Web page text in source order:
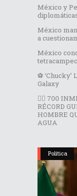
México y
México
a
México
⚽️
Galaxy
🏊‍♂️ 700
RÉCORD
HOMBRE
AGUA
Política